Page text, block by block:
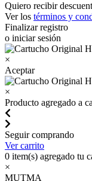
Quiero recibir
Ver los términos y
Finalizar registro
o iniciar sesión
×
Aceptar
×
Producto agregado a
Seguir comprando
Ver carrito
0 item(s) agregado tu
×
MUTMA